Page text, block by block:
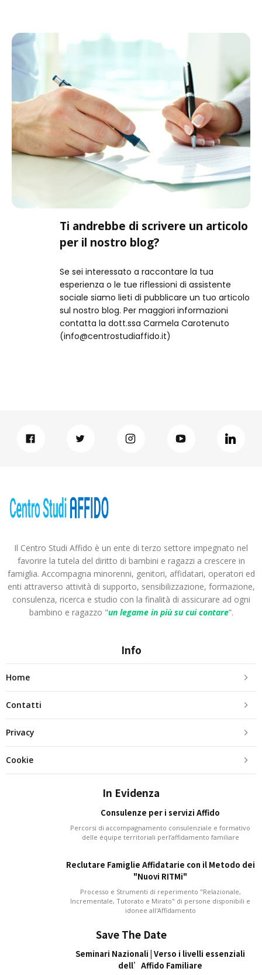
Ti andrebbe di scrivere un articolo
per il nostro blog?
Se sei interessato a raccontare la tua
esperienza o le tue riflessioni di assistente
sociale siamo lieti di pubblicare un tuo articolo
sul nostro blog. Per maggiori informazioni
contatta la dott.ssa Carmela Carotenuto
(info@centrostudiaffido.it)
Il Centro Studi Affido è un ente di terzo settore impegnato nel
favorire la tutela del diritto di bambini e ragazzi a crescere in
famiglia. Accompagna minorenni, genitori, affidatari, operatori ed
enti attraverso attività di supporto, sensibilizzazione, formazione,
consulenza, ricerca e studio con la finalità di assicurare ad ogni
bambino e ragazzo "un legame in più su cui contare”.
Info
Home
Contatti
Privacy
Cookie
In Evidenza
Consulenze per i servizi Affido
Percorsi di accompagnamento consulenziale e formativo
delle équipe territoriali perl’affidamento familiare
Reclutare Famiglie Affidatarie con il Metodo dei
"Nuovi RITMi"
Processo e Strumenti di reperimento "Relazionale,
Incrementale, Tutorato e Mirato" di persone disponibili e
idonee all'Affidamento
Save The Date
Seminari Nazionali | Verso i livelli essenziali
dell’Affido Familiare